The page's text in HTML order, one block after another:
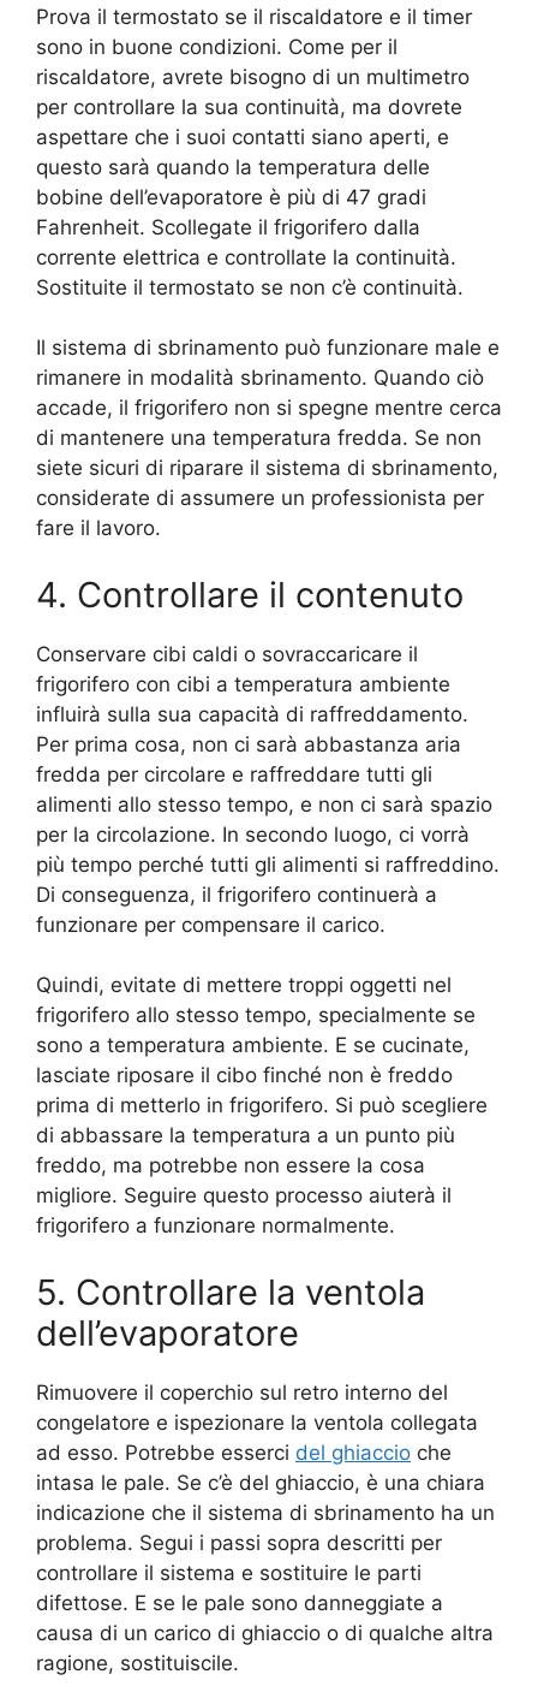
Prova il termostato se il riscaldatore e il timer
sono in buone condizioni. Come per il
riscaldatore, avrete bisogno di un multimetro
per controllare la sua continuità, ma dovrete
aspettare che i suoi contatti siano aperti, e
questo sarà quando la temperatura delle
bobine dell’evaporatore è più di 47 gradi
Fahrenheit. Scollegate il frigorifero dalla
corrente elettrica e controllate la continuità.
Sostituite il termostato se non c’è continuità.
Il sistema di sbrinamento può funzionare male e
rimanere in modalità sbrinamento. Quando ciò
accade, il frigorifero non si spegne mentre cerca
di mantenere una temperatura fredda. Se non
siete sicuri di riparare il sistema di sbrinamento,
considerate di assumere un professionista per
fare il lavoro.
4. Controllare il contenuto
Conservare cibi caldi o sovraccaricare il
frigorifero con cibi a temperatura ambiente
influirà sulla sua capacità di raffreddamento.
Per prima cosa, non ci sarà abbastanza aria
fredda per circolare e raffreddare tutti gli
alimenti allo stesso tempo, e non ci sarà spazio
per la circolazione. In secondo luogo, ci vorrà
più tempo perché tutti gli alimenti si raffreddino.
Di conseguenza, il frigorifero continuerà a
funzionare per compensare il carico.
Quindi, evitate di mettere troppi oggetti nel
frigorifero allo stesso tempo, specialmente se
sono a temperatura ambiente. E se cucinate,
lasciate riposare il cibo finché non è freddo
prima di metterlo in frigorifero. Si può scegliere
di abbassare la temperatura a un punto più
freddo, ma potrebbe non essere la cosa
migliore. Seguire questo processo aiuterà il
frigorifero a funzionare normalmente.
5. Controllare la ventola
dell’evaporatore
Rimuovere il coperchio sul retro interno del
congelatore e ispezionare la ventola collegata
ad esso. Potrebbe esserci del ghiaccio che
intasa le pale. Se c’è del ghiaccio, è una chiara
indicazione che il sistema di sbrinamento ha un
problema. Segui i passi sopra descritti per
controllare il sistema e sostituire le parti
difettose. E se le pale sono danneggiate a
causa di un carico di ghiaccio o di qualche altra
ragione, sostituiscile.